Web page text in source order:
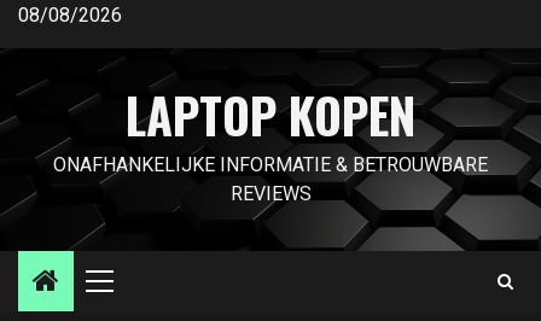
Ga
inhoud
08/08/2026
LAPTOP KOPEN
ONAFHANKELIJKE INFORMATIE & BETROUWBARE
REVIEWS
Primair